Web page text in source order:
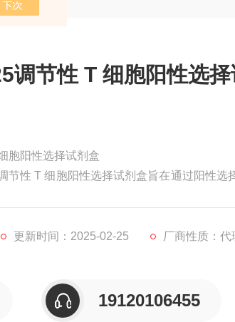
调节性 T 细胞阳性选
胞阳性选择试剂盒
节性 T 细胞阳性选择试剂盒旨在通过阳性选
要更新时间：2025-02-25 厂商性质：代
19120106455